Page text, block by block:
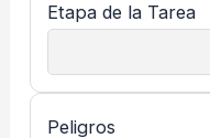
Etapa de la Tarea
Peligros